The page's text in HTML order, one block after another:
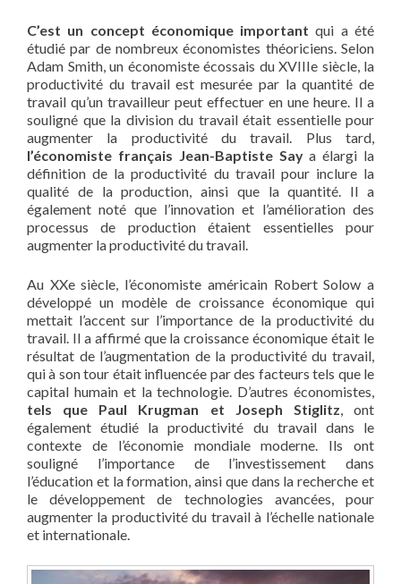
C’est un concept économique important qui a été
étudié par de nombreux économistes théoriciens. Selon
Adam Smith, un économiste écossais du XVIIIe siècle, la
productivité du travail est mesurée par la quantité de
travail qu’un travailleur peut effectuer en une heure. Il a
souligné que la division du travail était essentielle pour
augmenter la productivité du travail. Plus tard,
l’économiste français Jean-Baptiste Saya élargi la
définition de la productivité du travail pour inclure la
qualité de la production, ainsi que la quantité. Il a
également noté que l’innovation et l’amélioration des
processus de production étaient essentielles pour
augmenter la productivité du travail.
Au XXe siècle, l’économiste américain Robert Solow a
développé un modèle de croissance économique qui
mettait l’accent sur l’importance de la productivité du
travail. Il a affirmé que la croissance économique était le
résultat de l’augmentation de la productivité du travail,
qui à son tour était influencée par des facteurs tels que le
capital humain et la technologie. D’autres économistes,
tels que Paul Krugman et Joseph Stiglitz, ont
également étudié la productivité du travail dans le
contexte de l’économie mondiale moderne. Ils ont
souligné l’importance de l’investissement dans
l’éducation et la formation, ainsi que dans la recherche et
le développement de technologies avancées, pour
augmenter la productivité du travail à l’échelle nationale
et internationale.